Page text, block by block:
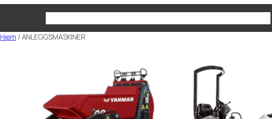
Hjem / ANLEGGSMASKINER